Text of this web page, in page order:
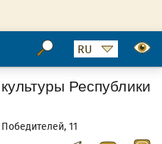
11
Республики